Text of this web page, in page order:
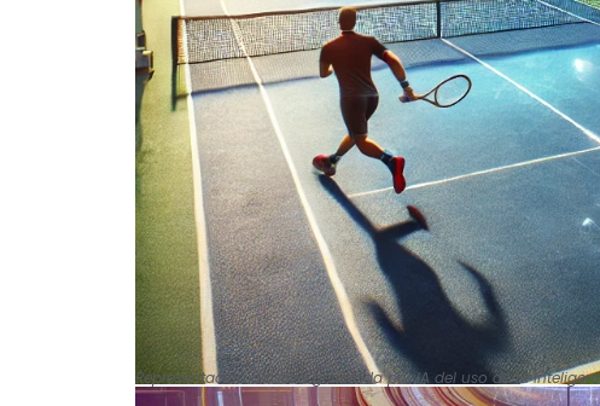
Representación artística generada por IA del uso de la